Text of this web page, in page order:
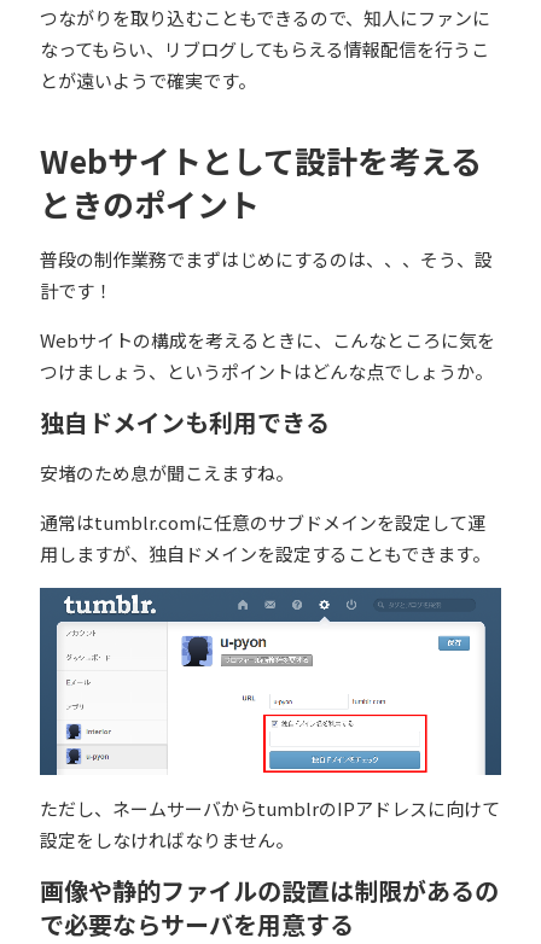
つながりを取り込むこともできるので、知人にファンに
なってもらい、リブログしてもらえる情報配信を行うこ
とが遠いようで確実です。
Webサイトとして設計を考える
ときのポイント
普段の制作業務でまずはじめにするのは、、、 そう、設
計です！
Webサイトの構成を考えるときに、こんなところに気を
つけましょう、というポイントはどんな点でしょうか。
独自ドメインも利用できる
安堵のため息が聞こえますね。
通常はtumblr.comに任意のサブドメインを設定して運
用しますが、独自ドメインを設定することもできます。
ただし、ネームサーバからtumblrのIPアドレスに向けて
設定をしなければなりません。
画像や静的ファイルの設置は制限があるの
で必要ならサーバを用意する